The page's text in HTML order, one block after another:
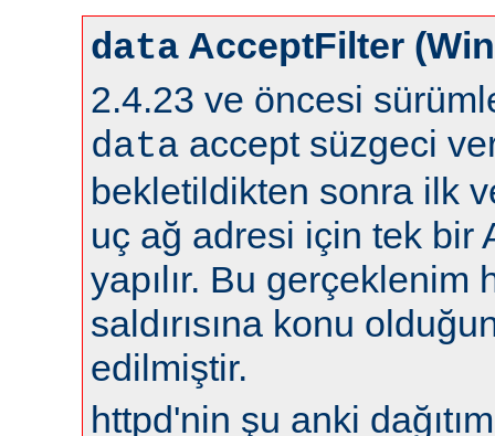
data AcceptFilter
2.4.23 ve öncesi
data accept süzgeci
bekletildikten sonra ilk
uç ağ adresi için tek bir
yapılır. Bu gerçeklenim
saldırısına konu
edilmiştir.
httpd'nin şu anki